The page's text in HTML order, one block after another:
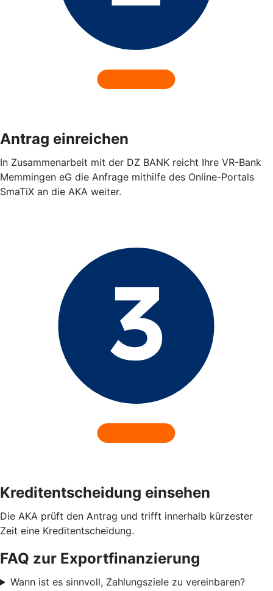
Antrag einreichen
In Zusammenarbeit mit der DZ BANK reicht Ihre VR-Bank
Memmingen eG die Anfrage mithilfe des Online-Portals
SmaTiX an die AKA weiter.
Kreditentscheidung einsehen
Die AKA prüft den Antrag und trifft innerhalb kürzester
Zeit eine Kreditentscheidung.
FAQ zur Exportfinanzierung
Wann ist es sinnvoll, Zahlungsziele zu vereinbaren?